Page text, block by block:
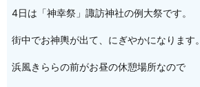
4日は「神幸祭」諏訪神社の例大祭です。
街中でお神輿が出て、にぎやかになります。
浜風きららの前がお昼の休憩場所なので